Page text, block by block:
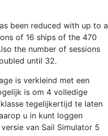
been reduced with up to a
of 16 ships of the 470
the number of sessions
until 32.
is verkleind met een
is om 4 volledige
tegelijkertijd te laten
u in kunt loggen
van Sail Simulator 5